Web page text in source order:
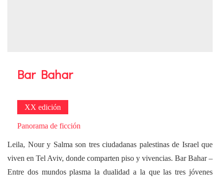
Bar Bahar
XX edición
Panorama de ficción
Leila, Nour y Salma son tres ciudadanas palestinas de Israel que
viven en Tel Aviv, donde comparten piso y vivencias. Bar Bahar –
Entre dos mundos plasma la dualidad a la que las tres jóvenes